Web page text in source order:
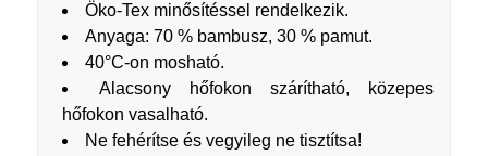
Öko-Tex minősítéssel rendelkezik.
Anyaga: 70 % bambusz, 30 % pamut.
40°C-on mosható.
Alacsony hőfokon szárítható, közepes
hőfokon vasalható.
Ne fehérítse és vegyileg ne tisztítsa!